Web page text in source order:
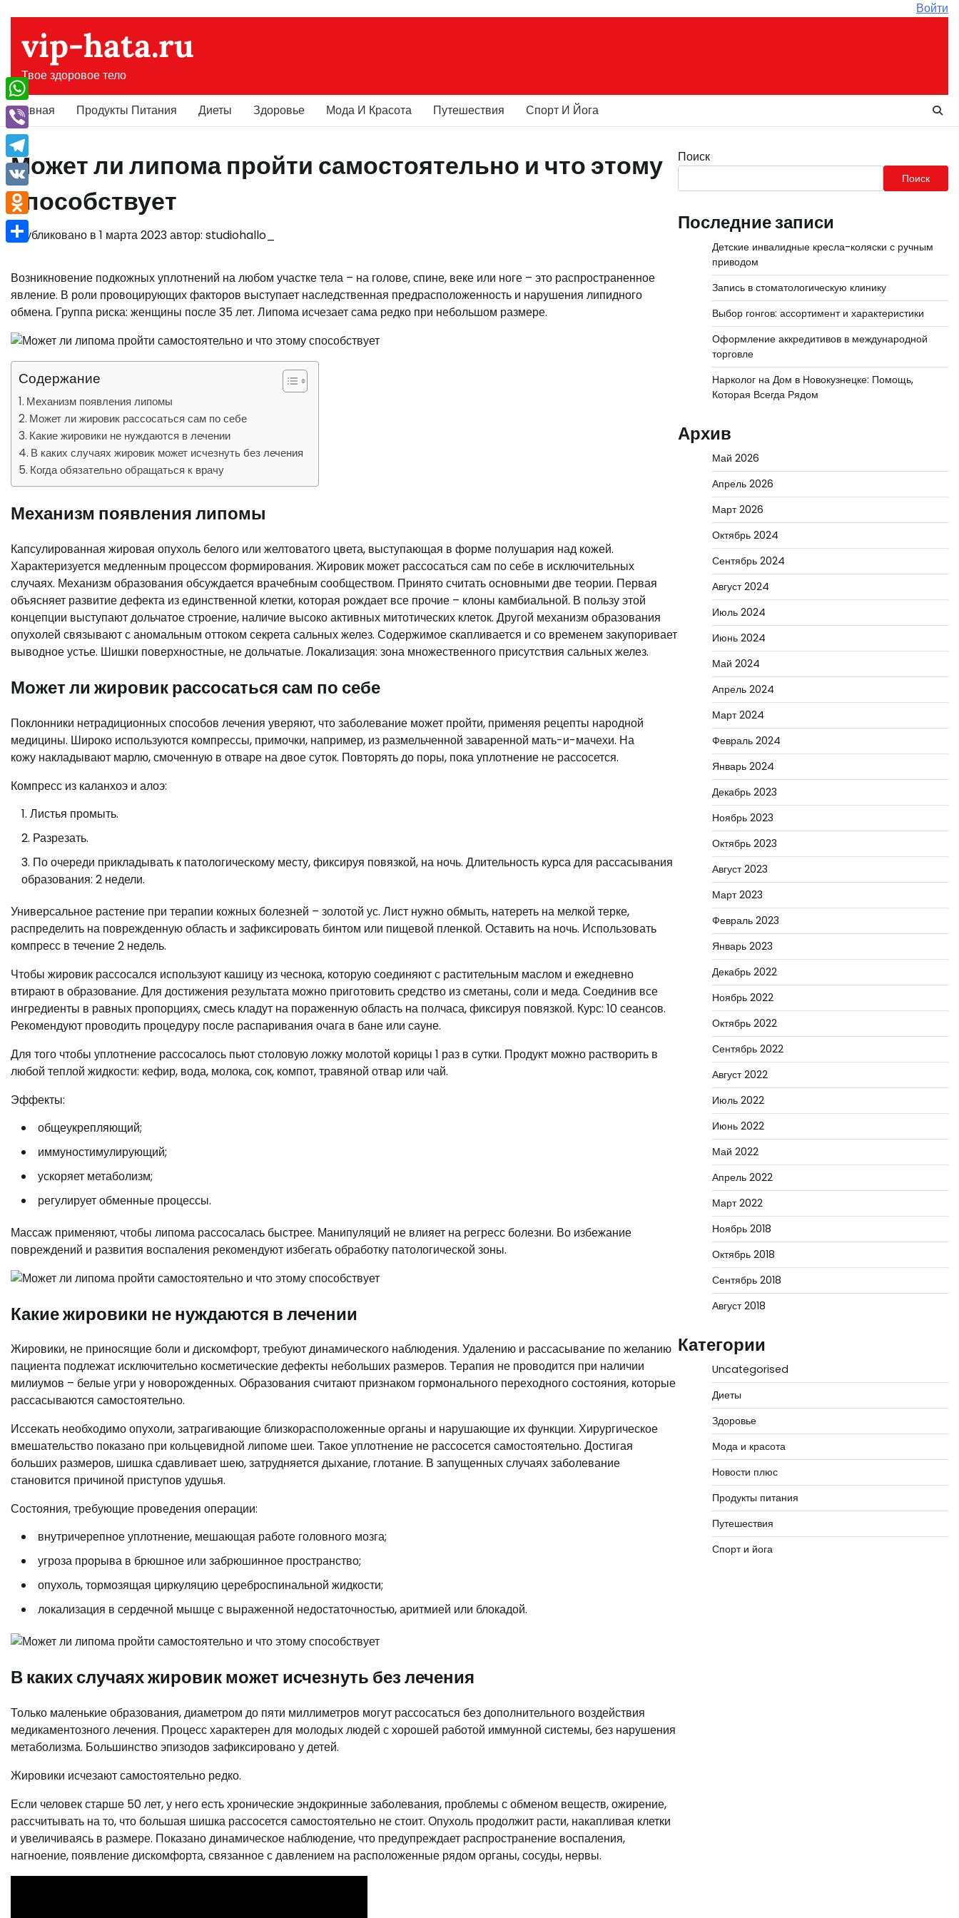
содержимому
Войти
vip-hata.ru
Твое здоровое тело
Главная Продукты Питания Диеты Здоровье Мода И Красота Путешествия Спорт И Йога
Может ли липома пройти самостоятельно и что этому
способствует
Опубликовано в 1 марта 2023автор: studiohallo_
Возникновение подкожных уплотнений на любом участке тела – на голове, спине, веке или ноге – это распространенное
явление. В роли провоцирующих факторов выступает наследственная предрасположенность и нарушения липидного
обмена. Группа риска: женщины после 35 лет. Липома исчезает сама редко при небольшом размере.
Содержание
Механизм появления липомы
Может ли жировик рассосаться сам по себе
Какие жировики не нуждаются в лечении
В каких случаях жировик может исчезнуть без лечения
Когда обязательно обращаться к врачу
Механизм появления липомы
Капсулированная жировая опухоль белого или желтоватого цвета, выступающая в форме полушария над кожей.
Характеризуется медленным процессом формирования. Жировик может рассосаться сам по себе в исключительных
случаях. Механизм образования обсуждается врачебным сообществом. Принято считать основными две теории. Первая
объясняет развитие дефекта из единственной клетки, которая рождает все прочие – клоны камбиальной. В пользу этой
концепции выступают дольчатое строение, наличие высоко активных митотических клеток. Другой механизм образования
опухолей связывают с аномальным оттоком секрета сальных желез. Содержимое скапливается и со временем закупоривает
выводное устье. Шишки поверхностные, не дольчатые. Локализация: зона множественного присутствия сальных желез.
Может ли жировик рассосаться сам по себе
Поклонники нетрадиционных способов лечения уверяют, что заболевание может пройти, применяя рецепты народной
медицины. Широко используются компрессы, примочки, например, из размельченной заваренной мать-и-мачехи. На
кожу накладывают марлю, смоченную в отваре на двое суток. Повторять до поры, пока уплотнение не рассосется.
Компресс из каланхоэ и алоэ:
Листья промыть.
Разрезать.
По очереди прикладывать к патологическому месту, фиксируя повязкой, на ночь. Длительность курса для рассасывания
образования: 2 недели.
Универсальное растение при терапии кожных болезней – золотой ус. Лист нужно обмыть, натереть на мелкой терке,
распределить на поврежденную область и зафиксировать бинтом или пищевой пленкой. Оставить на ночь. Использовать
компресс в течение 2 недель.
Чтобы жировик рассосался используют кашицу из чеснока, которую соединяют с растительным маслом и ежедневно
втирают в образование. Для достижения результата можно приготовить средство из сметаны, соли и меда. Соединив все
ингредиенты в равных пропорциях, смесь кладут на пораженную область на полчаса, фиксируя повязкой. Курс: 10 сеансов.
Рекомендуют проводить процедуру после распаривания очага в бане или сауне.
Для того чтобы уплотнение рассосалось пьют столовую ложку молотой корицы 1 раз в сутки. Продукт можно растворить в
любой теплой жидкости: кефир, вода, молока, сок, компот, травяной отвар или чай.
Эффекты:
общеукрепляющий;
иммуностимулирующий;
ускоряет метаболизм;
регулирует обменные процессы.
Массаж применяют, чтобы липома рассосалась быстрее. Манипуляций не влияет на регресс болезни. Во избежание
повреждений и развития воспаления рекомендуют избегать обработку патологической зоны.
Какие жировики не нуждаются в лечении
Жировики, не приносящие боли и дискомфорт, требуют динамического наблюдения. Удалению и рассасывание по желанию
пациента подлежат исключительно косметические дефекты небольших размеров. Терапия не проводится при наличии
милиумов – белые угри у новорожденных. Образования считают признаком гормонального переходного состояния, которые
рассасываются самостоятельно.
Иссекать необходимо опухоли, затрагивающие близкорасположенные органы и нарушающие их функции. Хирургическое
вмешательство показано при кольцевидной липоме шеи. Такое уплотнение не рассосется самостоятельно. Достигая
больших размеров, шишка сдавливает шею, затрудняется дыхание, глотание. В запущенных случаях заболевание
становится причиной приступов удушья.
Состояния, требующие проведения операции:
внутричерепное уплотнение, мешающая работе головного мозга;
угроза прорыва в брюшное или забрюшинное пространство;
опухоль, тормозящая циркуляцию цереброспинальной жидкости;
локализация в сердечной мышце с выраженной недостаточностью, аритмией или блокадой.
В каких случаях жировик может исчезнуть без лечения
Только маленькие образования, диаметром до пяти миллиметров могут рассосаться без дополнительного воздействия
медикаментозного лечения. Процесс характерен для молодых людей с хорошей работой иммунной системы, без нарушения
метаболизма. Большинство эпизодов зафиксировано у детей.
Жировики исчезают самостоятельно редко.
Если человек старше 50 лет, у него есть хронические эндокринные заболевания, проблемы с обменом веществ, ожирение,
рассчитывать на то, что большая шишка рассосется самостоятельно не стоит. Опухоль продолжит расти, накапливая клетки
и увеличиваясь в размере. Показано динамическое наблюдение, что предупреждает распространение воспаления,
нагноение, появление дискомфорта, связанное с давлением на расположенные рядом органы, сосуды, нервы.
Поиск
Поиск
Последние записи
Детские инвалидные кресла-коляски с ручным
приводом
Запись в стоматологическую клинику
Выбор гонгов: ассортимент и характеристики
Оформление аккредитивов в международной
торговле
Нарколог на Дом в Новокузнецке: Помощь,
Которая Всегда Рядом
Архив
Май 2026
Апрель 2026
Март 2026
Октябрь 2024
Сентябрь 2024
Август 2024
Июль 2024
Июнь 2024
Май 2024
Апрель 2024
Март 2024
Февраль 2024
Январь 2024
Декабрь 2023
Ноябрь 2023
Октябрь 2023
Август 2023
Март 2023
Февраль 2023
Январь 2023
Декабрь 2022
Ноябрь 2022
Октябрь 2022
Сентябрь 2022
Август 2022
Июль 2022
Июнь 2022
Май 2022
Апрель 2022
Март 2022
Ноябрь 2018
Октябрь 2018
Сентябрь 2018
Август 2018
Категории
Uncategorised
Диеты
Здоровье
Мода и красота
Новости плюс
Продукты питания
Путешествия
Спорт и йога
WhatsApp
Viber
Telegram
VK
Odnoklassniki